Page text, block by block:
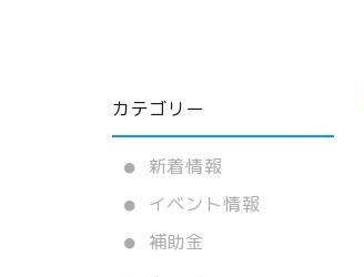
カテゴリー
新着情報
イベント情報
補助金